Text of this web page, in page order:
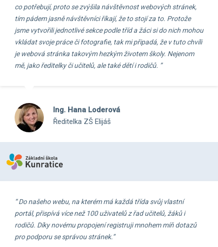
co potřebují, proto se zvýšila návštěvnost webových stránek,
tím pádem jasně návštěvníci říkají, že to stojí za to. Protože
jsme vytvořili jednotlivé sekce podle tříd a žáci si do nich mohou
vkládat svoje práce či fotografie, tak mi připadá, že v tuto chvíli
je webová stránka takovým hezkým životem školy. Nejenom
mě, jako ředitelky či učitelů, ale také dětí i rodičů. ”
Ing. Hana Loderová
Ředitelka ZŠ Elijáš
“ Do našeho webu, na kterém má každá třída svůj vlastní
portál, přispívá více než 100 uživatelů z řad učitelů, žáků i
rodičů. Díky novému propojení registruji mnohem míň dotazů
pro podporu se správou stránek.”